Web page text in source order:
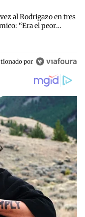
mencionó por
al Rodrigazo en tres
“Era el peor
por